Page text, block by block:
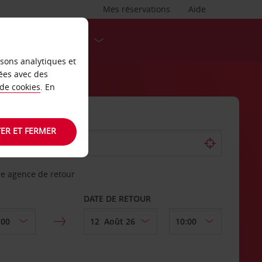
Aide
Mes réservations
agence de retour
DATE DE RETOUR
analytiques et
avec des
cookies. En
ET FERMER